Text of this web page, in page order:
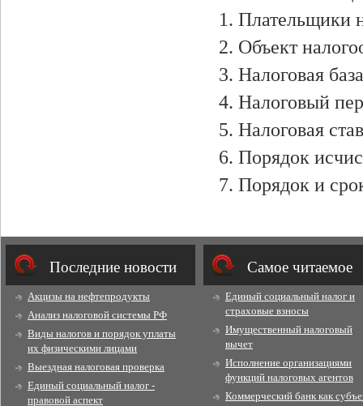
1. Плательщики
2. Объект
3. Налоговая
4. Налоговый
5. Налоговая
6. Порядок
7. Порядок и
Последние новости
Акцизы на нефтепродукты
Анализ налоговой системы РФ
Виды налогов и порядок уплаты
их физическими лицами
Выездная налоговая проверка
Единый социальный налог -
правовой аспект
Cамое читаемое
Единый социальный налог и
страховые взносы
Имущественный налоговый
вычет
Исполнение организациями
функций налоговых агентов
Коммерческий банк как